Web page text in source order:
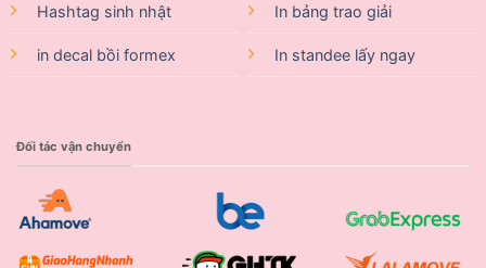
Hashtag sinh nhật
in decal bồi formex
In bảng trao giải
In standee lấy ngay
Đối tác vận chuyển